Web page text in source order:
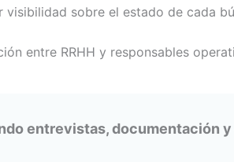
visibilidad sobre el estado de cada
entre RRHH y responsables
entrevistas, documentación